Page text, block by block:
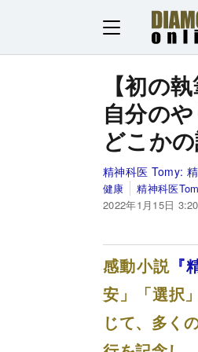
【初の
自分の
どこか
精神科医 Tomy:
健康
精神科医
2022年1月15日 3:20
感動小説
安」「選択
じて、多く